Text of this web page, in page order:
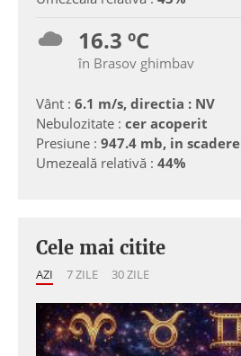
16.3 ºC
în Brasov ghimbav
Vânt : 6.1 m/s, directia : NV
Nebulozitate : cer acoperit
Presiune : 947.4 mb, in scadere
Umezeală relativă : 44%
Cele mai citite
AZI 7 ZILE 30 ZILE